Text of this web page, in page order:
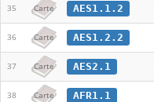
35 Carte AES1.1.2
36 Carte AES1.2.2
37 Carte AES2.1
38 Carte AFR1.1